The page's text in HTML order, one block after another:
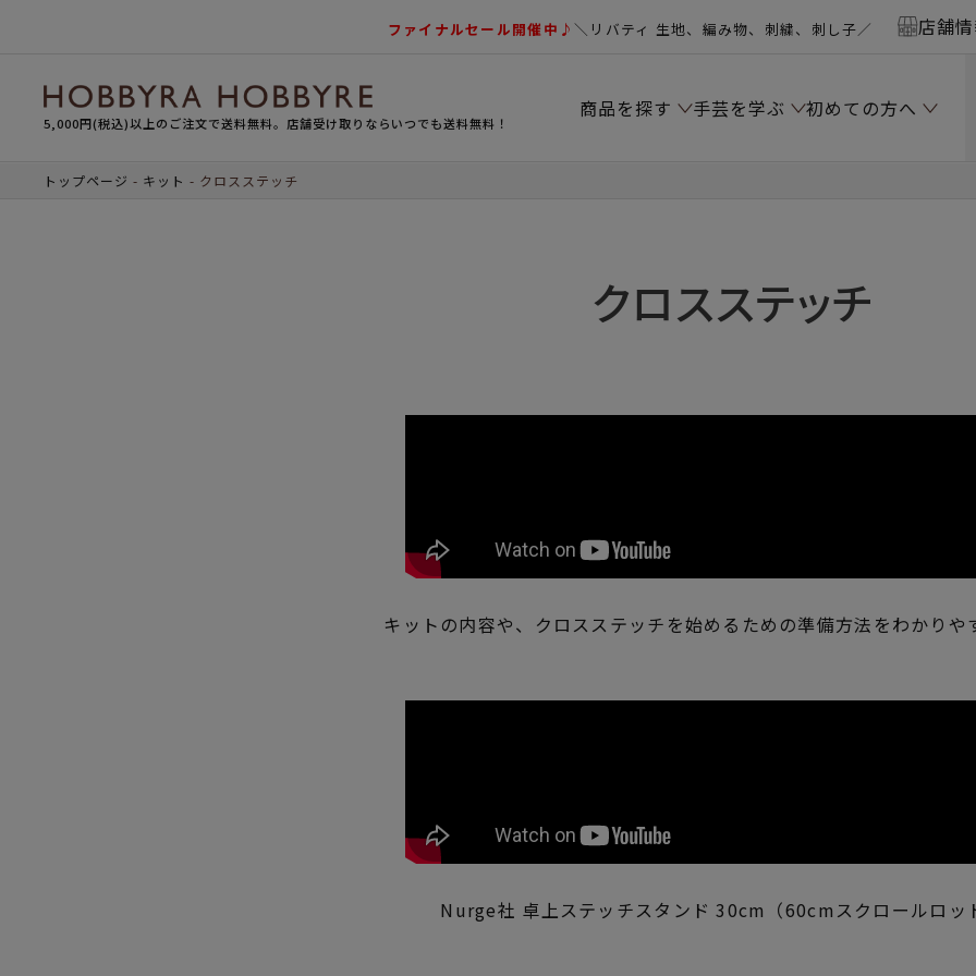
ファイナルセール開催中♪＼リバティ 生地、編み物、刺繍、刺し子／ 店舗
5,000円(税込)以上のご注文で送料無料。店舗受け取りならいつでも送料無料！
商品を探す 手芸を学ぶ 初めての方へ
トップページ キット クロスステッチ
クロスステッチ
キットの内容や、クロスステッチを始めるための準備方法をわかりや
Nurge社 卓上ステッチスタンド 30cm（60cmスクロールロッ